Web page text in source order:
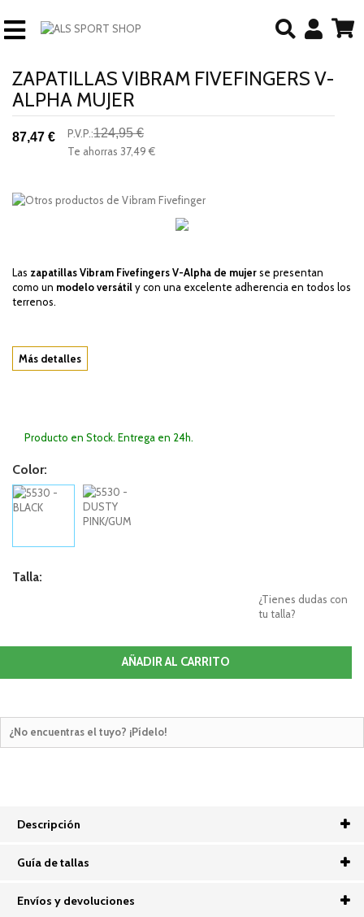
ZAPATILLAS VIBRAM FIVEFINGERS V-
ALPHA MUJER
87,47 € P.V.P.:124,95 €
Te ahorras 37,49 €
Las zapatillas Vibram Fivefingers V-Alpha de mujerse presentan
como un modelo versátily con una excelente adherencia en todos los
terrenos.
Más detalles
Producto en Stock. Entrega en 24h.
Color:
Talla:
¿Tienes dudas con
tu talla?
AÑADIR AL CARRITO
¿No encuentras el tuyo? ¡Pídelo!
Descripción
Guía de tallas
Envíos y devoluciones